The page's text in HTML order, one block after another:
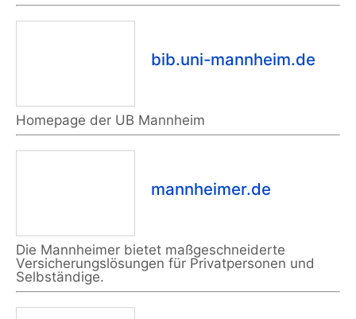
bib.uni-mannheim.de
Homepage der UB Mannheim
mannheimer.de
Die Mannheimer bietet maßgeschneiderte
Versicherungslösungen für Privatpersonen und
Selbständige.